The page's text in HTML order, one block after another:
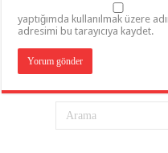
yaptığımda kullanılmak üzere
adresimi bu tarayıcıya kaydet.